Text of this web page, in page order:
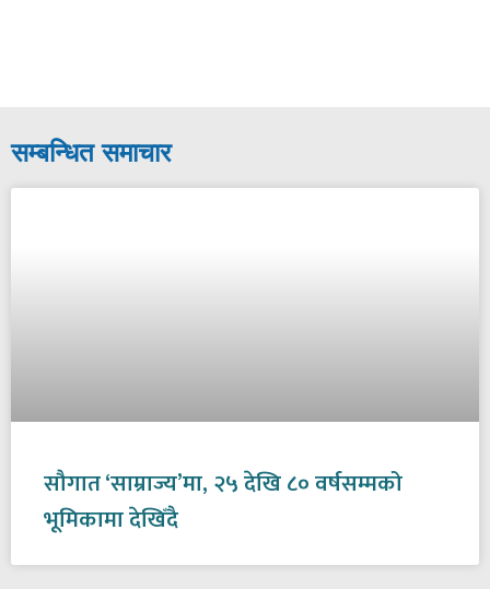
सम्बन्धित समाचार
सौगात ‘साम्राज्य’मा, २५ देखि ८० वर्षसम्मको
भूमिकामा देखिँदै